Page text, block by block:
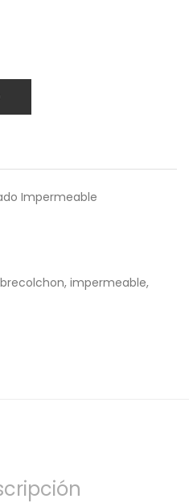
Impermeable
, impermeable,